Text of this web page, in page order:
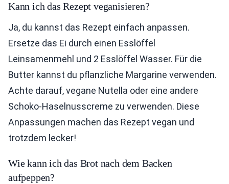
Kann ich das Rezept veganisieren?
Ja, du kannst das Rezept einfach anpassen.
Ersetze das Ei durch einen Esslöffel
Leinsamenmehl und 2 Esslöffel Wasser. Für die
Butter kannst du pflanzliche Margarine verwenden.
Achte darauf, vegane Nutella oder eine andere
Schoko-Haselnusscreme zu verwenden. Diese
Anpassungen machen das Rezept vegan und
trotzdem lecker!
Wie kann ich das Brot nach dem Backen
aufpeppen?